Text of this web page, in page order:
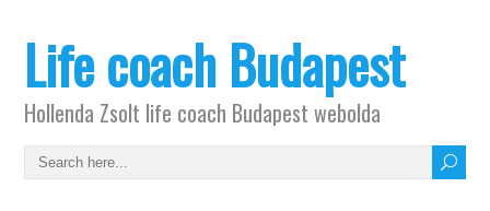
Life coach Budapest
Hollenda Zsolt life coach Budapest webolda